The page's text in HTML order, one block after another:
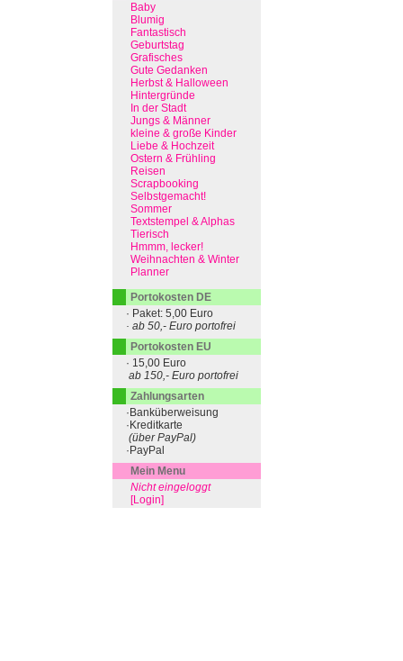
Baby
Blumig
Fantastisch
Geburtstag
Grafisches
Gute Gedanken
Herbst & Halloween
Hintergründe
In der Stadt
Jungs & Männer
kleine & große Kinder
Liebe & Hochzeit
Ostern & Frühling
Reisen
Scrapbooking
Selbstgemacht!
Sommer
Textstempel & Alphas
Tierisch
Hmmm, lecker!
Weihnachten & Winter
Planner
Portokosten DE
· Paket: 5,00 Euro
· ab 50,- Euro portofrei
Portokosten EU
· 15,00 Euro
ab 150,- Euro portofrei
Zahlungsarten
·Banküberweisung
·Kreditkarte
(über PayPal)
·PayPal
Mein Menu
Nicht eingeloggt
[Login]